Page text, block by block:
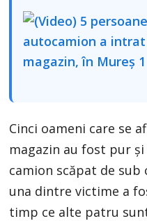
Cinci oameni care se
magazin au fost pur
camion scăpat de
una dintre victime a
timp ce alte patru